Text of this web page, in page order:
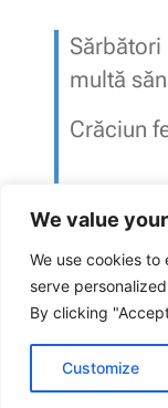
We value
We use cookies
serve
By clicking
Customize
multă
Crăciun
Cu drag,
Echipa
Sindicatul Național
ARTICOLUL ANTERIOR
Ministerul Sportului